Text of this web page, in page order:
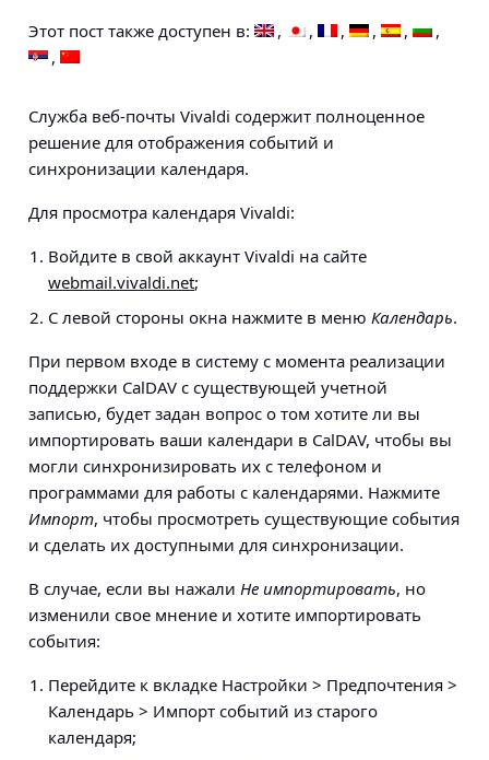
Этот пост также доступен в:
Служба веб-почты Vivaldi содержит полноценное
решение для отображения событий и
синхронизации календаря.
Для просмотра календаря Vivaldi:
Войдите в свой аккаунт Vivaldi на сайте
webmail.vivaldi.net;
С левой стороны окна нажмите в меню Календарь.
При первом входе в систему с момента реализации
поддержки CalDAV с существующей учетной
записью, будет задан вопрос о том хотите ли вы
импортировать ваши календари в CalDAV, чтобы вы
могли синхронизировать их с телефоном и
программами для работы с календарями. Нажмите
Импорт, чтобы просмотреть существующие события
и сделать их доступными для синхронизации.
В случае, если вы нажали Не импортировать, но
изменили свое мнение и хотите импортировать
события:
Перейдите к вкладке Настройки > Предпочтения >
Календарь > Импорт событий из старого
календаря;